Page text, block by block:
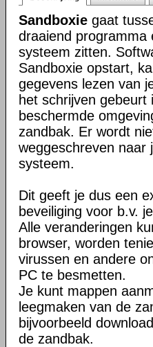
Sandboxie gaat
draaiend programma
systeem zitten.
Sandboxie opstart,
gegevens lezen van
het schrijven gebeurt
beschermde
zandbak. Er wordt
weggeschreven naar
systeem.
Dit geeft je dus een
beveiliging voor b.v.
Alle veranderingen
browser, worden
virussen en andere
PC te besmetten.
Je kunt mappen
leegmaken van de
bijvoorbeeld
de zandbak.